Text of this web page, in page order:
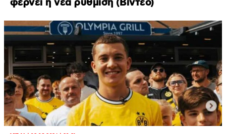
φέρνει η νέα ρύθμιση (Βίντεο)